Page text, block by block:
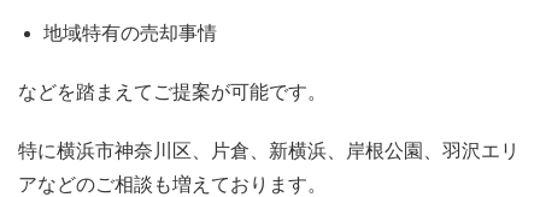
地域特有の売却事情
などを踏まえてご提案が可能です。
特に横浜市神奈川区、片倉、新横浜、岸根公園、羽沢エリ
アなどのご相談も増えております。